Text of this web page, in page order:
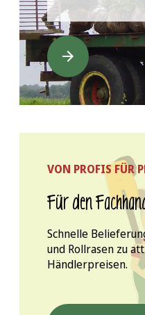
VON PROFIS FÜR
Für den
Schnelle
und Rollrasen zu
Händlerpreisen.